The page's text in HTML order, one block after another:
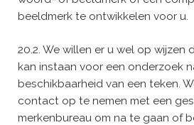
beeldmerk te ontwikkelen voor u.
20.2. We willen er u wel op wijzen
kan instaan voor een onderzoek
beschikbaarheid van een teken.
contact op te nemen met een
merkenbureau om na te gaan of